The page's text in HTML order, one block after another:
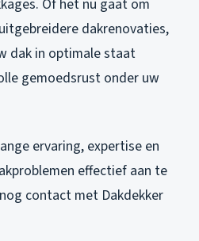
Of het nu gaat om
dakrenovaties,
dak in optimale staat
gemoedsrust onder uw
ervaring, expertise en
effectief aan te
contact met Dakdekker